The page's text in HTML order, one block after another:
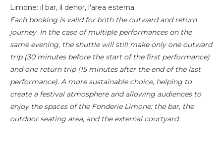
Limone: il bar, il dehor, l'area esterna.
Each booking is valid for both the outward and return
journey. In the case of multiple performances on the
same evening, the shuttle will still make only one outward
trip (30 minutes before the start of the first performance)
and one return trip (15 minutes after the end of the last
performance). A more sustainable choice, helping to
create a festival atmosphere and allowing audiences to
enjoy the spaces of the Fonderie Limone: the bar, the
outdoor seating area, and the external courtyard.